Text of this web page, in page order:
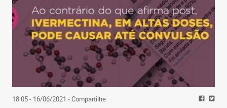
18:05 - 16/06/2021 - Compartilhe